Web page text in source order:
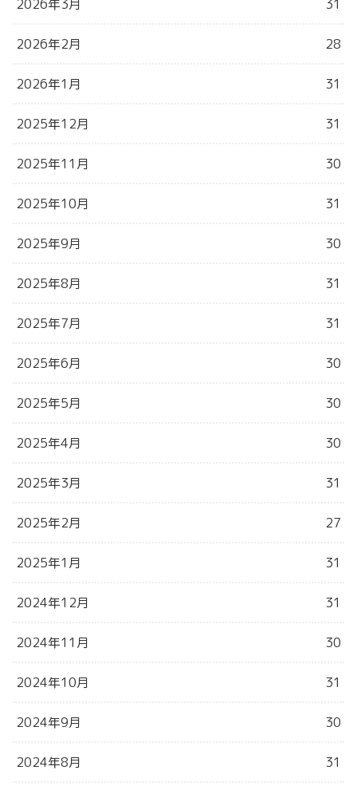
2026年3月 31
2026年2月 28
2026年1月 31
2025年12月 31
2025年11月 30
2025年10月 31
2025年9月 30
2025年8月 31
2025年7月 31
2025年6月 30
2025年5月 30
2025年4月 30
2025年3月 31
2025年2月 27
2025年1月 31
2024年12月 31
2024年11月 30
2024年10月 31
2024年9月 30
2024年8月 31